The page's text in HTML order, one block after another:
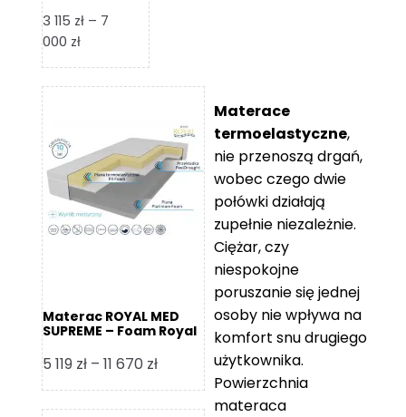
3 115 zł – 7
000 złZakres
od
7
000 zł
Materac ROYAL MED
SUPREME – Foam Royal
5 119 zł – 11 670 złZakres
cen:
od
Materace
termoelastyczne,
nie przenoszą drgań,
wobec czego dwie
połówki działają
zupełnie niezależnie.
Ciężar, czy
niespokojne
poruszanie się jednej
osoby nie wpływa na
komfort snu drugiego
użytkownika.
Powierzchnia
materaca